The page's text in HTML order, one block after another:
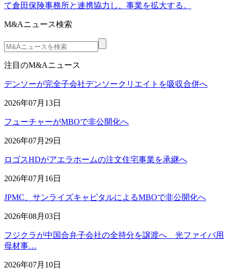
て倉田保険事務所と連携協力し、事業を拡大する。
M&Aニュース検索
注目のM&Aニュース
デンソーが完全子会社デンソークリエイトを吸収合併へ
2026年07月13日
フューチャーがMBOで非公開化へ
2026年07月29日
ロゴスHDがアエラホームの注文住宅事業を承継へ
2026年07月16日
JPMC、サンライズキャピタルによるMBOで非公開化へ
2026年08月03日
フジクラが中国合弁子会社の全持分を譲渡へ 光ファイバ用
母材事…
2026年07月10日